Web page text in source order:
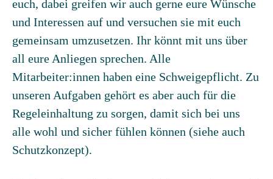
euch, dabei greifen wir auch gerne eure Wünsche
und Interessen auf und versuchen sie mit euch
gemeinsam umzusetzen. Ihr könnt mit uns über
all eure Anliegen sprechen. Alle
Mitarbeiter:innen haben eine Schweigepflicht. Zu
unseren Aufgaben gehört es aber auch für die
Regeleinhaltung zu sorgen, damit sich bei uns
alle wohl und sicher fühlen können (siehe auch
Schutzkonzept).